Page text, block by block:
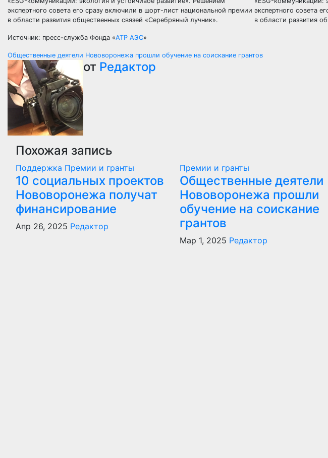
Источник: пресс-служба Фонда «АТР АЭС»
Навигация
по
записям
Общественные деятели Нововоронежа прошли обучение на соискание грантов
от Редактор
Похожая запись
Поддержка Премии и гранты
10 социальных проектов
Нововоронежа получат
финансирование
Апр 26, 2025 Редактор
Премии и гранты
Общественные деятели
Нововоронежа прошли
обучение на соискание
грантов
Мар 1, 2025 Редактор